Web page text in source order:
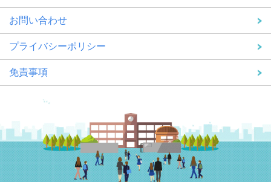
お問い合わせ
プライバシーポリシー
免責事項